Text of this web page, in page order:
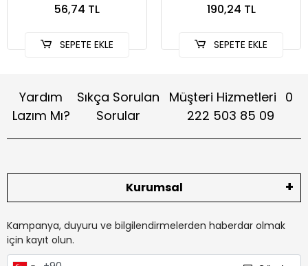
56,74 TL
SEPETE EKLE
190,24 TL
SEPETE EKLE
Yardım
Lazım Mı?
Sıkça Sorulan
Sorular
Müşteri Hizmetleri 0
222 503 85 09
Kurumsal
Kampanya, duyuru ve bilgilendirmelerden haberdar olmak
için kayıt olun.